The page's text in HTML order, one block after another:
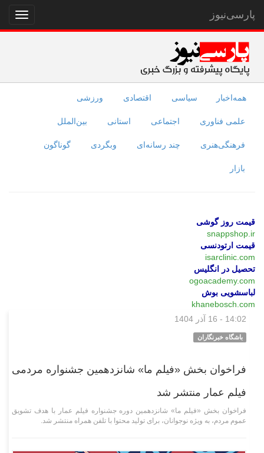
نمایش
منو
پارسی‌نیوز
همه‌اخبار سیاسی اقتصادی ورزشی
علمی فناوری اجتماعی استانی بین‌الملل
فرهنگی‌هنری چند رسانه‌ای وبگردی گوناگون
بازار
قیمت روز گوشی
snappshop.ir
قیمت ارتودنسی
isarclinic.com
تحصیل در انگلیس
ogoacademy.com
لباسشویی بوش
khanebosch.com
14:02 - 16 آذر 1404
باشگاه خبرنگاران
فراخوان بخش «فیلم ما» شانزدهمین جشنواره مردمی
فیلم عمار منتشر شد
فراخوان بخش «فیلم ما» شانزدهمین دوره جشنواره فیلم عمار با هدف تشویق
عموم مردم، به ویژه نوجوانان، برای تولید محتوا با تلفن همراه منتشر شد.